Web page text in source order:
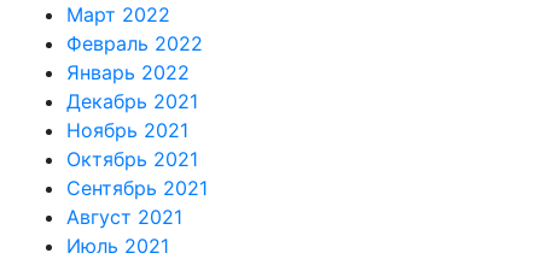
Март 2022
Февраль 2022
Январь 2022
Декабрь 2021
Ноябрь 2021
Октябрь 2021
Сентябрь 2021
Август 2021
Июль 2021